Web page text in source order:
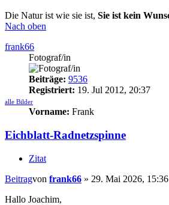
Die Natur ist wie sie ist, Sie ist kein
Nach oben
frank66
Fotograf/in
Beiträge: 9536
Registriert: 19. Jul 2012, 20:37
alle Bilder
Vorname: Frank
Eichblatt-Radnetzspinne
Zitat
Beitragvon frank66 » 29. Mai 2026, 15:36
Hallo Joachim,